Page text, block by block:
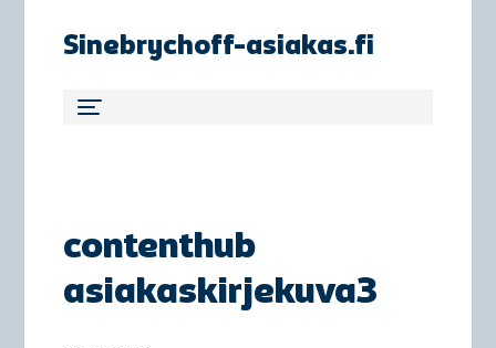
Sinebrychoff-asiakas.fi
contenthub
asiakaskirjekuva3